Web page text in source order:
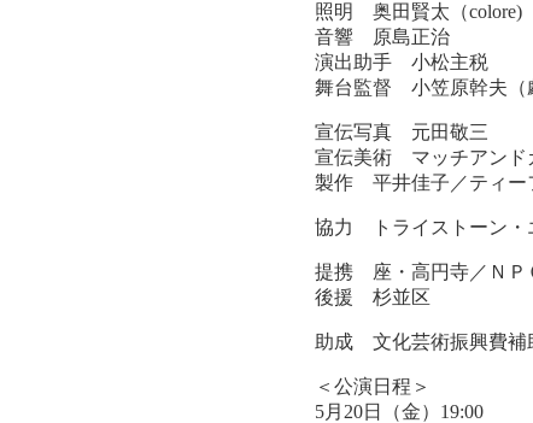
照明 奥田賢太（colore)
音響 原島正治
演出助手 小松主税
舞台監督 小笠原幹夫（
宣伝写真 元田敬三
宣伝美術 マッチアンド
製作 平井佳子／ティー
協力 トライストーン・
提携 座・高円寺／ＮＰ
後援 杉並区
助成 文化芸術振興費補
＜公演日程＞
5月20日（金）19:00